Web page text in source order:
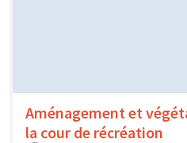
Aménagement et
la cour de récréation